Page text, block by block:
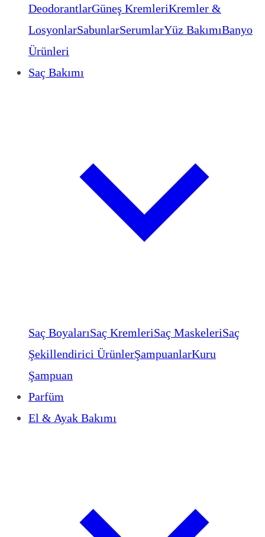
DeodorantlarGüneş KremleriKremler &
LosyonlarSabunlarSerumlarYüz BakımıBanyo
Ürünleri
Saç Bakımı
Saç BoyalarıSaç KremleriSaç MaskeleriSaç
Şekillendirici ÜrünlerŞampuanlarKuru
Şampuan
Parfüm
El & Ayak Bakımı